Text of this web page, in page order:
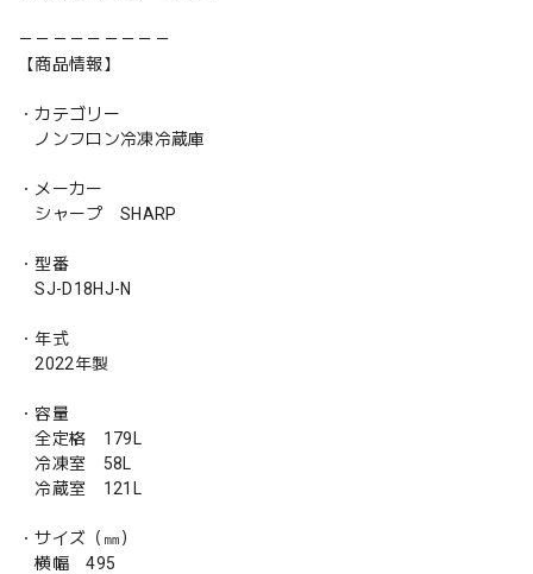
－－－－－－－－－
【商品情報】
・カテゴリー
ノンフロン冷凍冷蔵庫
・メーカー
シャープ SHARP
・型番
SJ-D18HJ-N
・年式
2022年製
・容量
全定格 179L
冷凍室 58L
冷蔵室 121L
・サイズ（㎜）
横幅 495